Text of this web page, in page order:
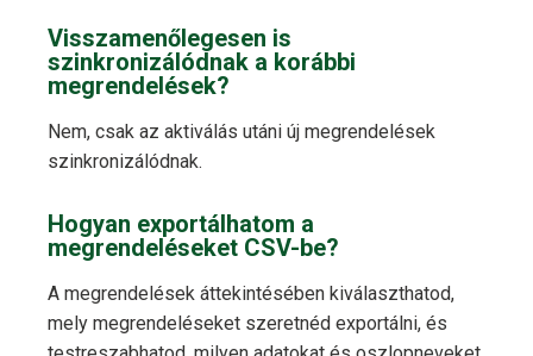
Visszamenőlegesen is
szinkronizálódnak a korábbi
megrendelések?
Nem, csak az aktiválás utáni új megrendelések
szinkronizálódnak.
Hogyan exportálhatom a
megrendeléseket CSV-be?
A megrendelések áttekintésében kiválaszthatod,
mely megrendeléseket szeretnéd exportálni, és